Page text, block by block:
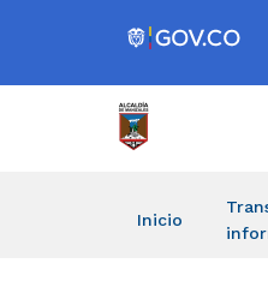
Inicio